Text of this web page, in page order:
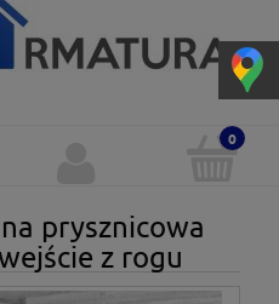
prysznicowa
z rogu